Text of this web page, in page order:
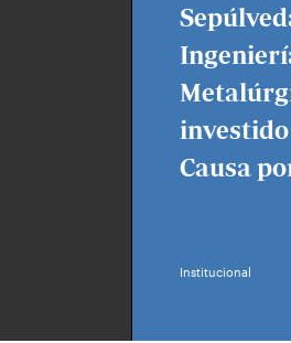
Causa
Institucional